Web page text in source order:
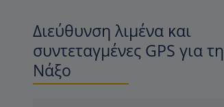
Διεύθυνση λιμένα και
συντεταγμένες GPS για τη
Νάξο